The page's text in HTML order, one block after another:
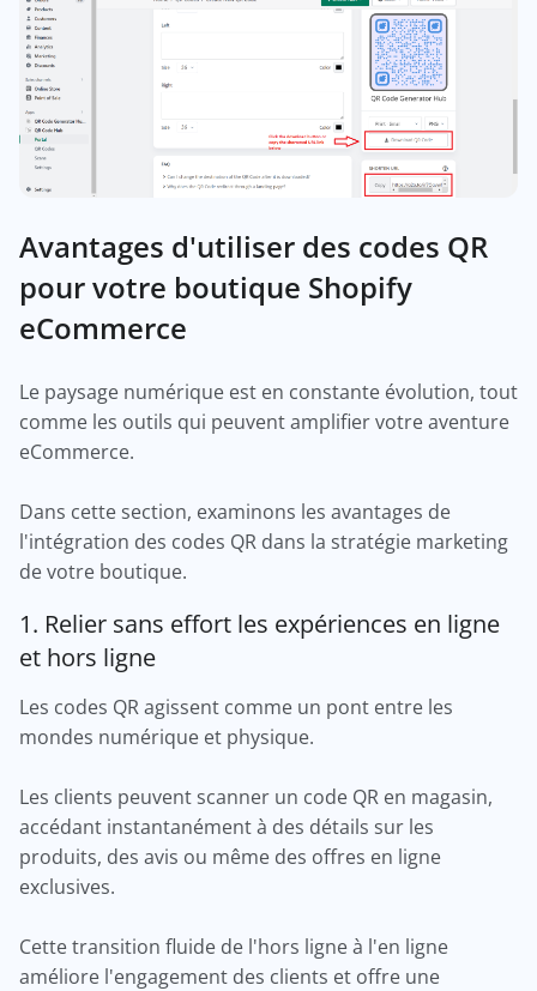
Avantages d'utiliser des codes QR
pour votre boutique Shopify
eCommerce
Le paysage numérique est en constante évolution, tout
comme les outils qui peuvent amplifier votre aventure
eCommerce.
Dans cette section, examinons les avantages de
l'intégration des codes QR dans la stratégie marketing
de votre boutique.
1. Relier sans effort les expériences en ligne
et hors ligne
Les codes QR agissent comme un pont entre les
mondes numérique et physique.
Les clients peuvent scanner un code QR en magasin,
accédant instantanément à des détails sur les
produits, des avis ou même des offres en ligne
exclusives.
Cette transition fluide de l'hors ligne à l'en ligne
améliore l'engagement des clients et offre une